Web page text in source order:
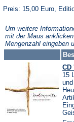
Preis: 15,00 Euro,
Um weitere
mit der Maus
Mengenzahl eingeben
CD
15